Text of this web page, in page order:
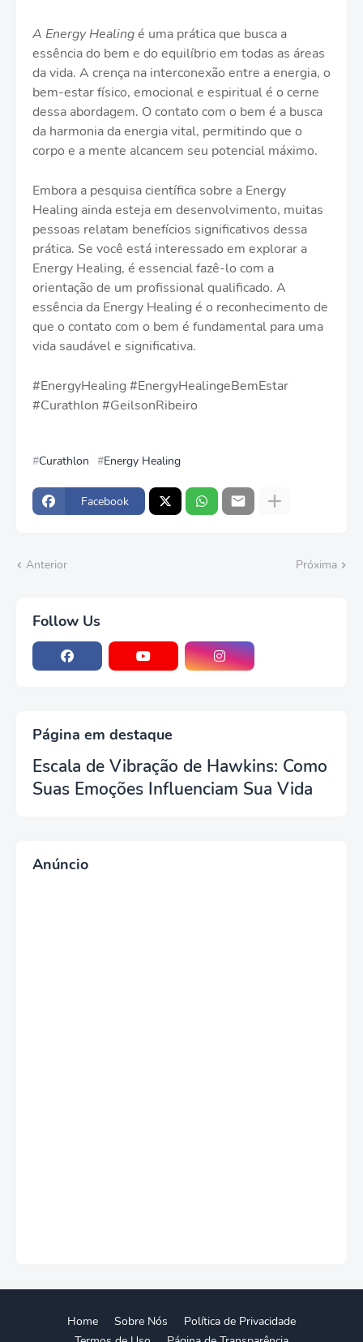
A Energy Healingé uma prática que busca a
essência do bem e do equilíbrio em todas as áreas
da vida. A crença na interconexão entre a energia, o
bem-estar físico, emocional e espiritual é o cerne
dessa abordagem. O contato com o bem é a busca
da harmonia da energia vital, permitindo que o
corpo e a mente alcancem seu potencial máximo.
Embora a pesquisa científica sobre a Energy
Healing ainda esteja em desenvolvimento, muitas
pessoas relatam benefícios significativos dessa
prática. Se você está interessado em explorar a
Energy Healing, é essencial fazê-lo com a
orientação de um profissional qualificado. A
essência da Energy Healing é o reconhecimento de
que o contato com o bem é fundamental para uma
vida saudável e significativa.
#EnergyHealing #EnergyHealingeBemEstar
#Curathlon #GeilsonRibeiro
Curathlon Energy Healing
Facebook
Anterior Próxima
Follow Us
Página em destaque
Escala de Vibração de Hawkins: Como
Suas Emoções Influenciam Sua Vida
Anúncio
Home Sobre Nós
Política de Privacidade